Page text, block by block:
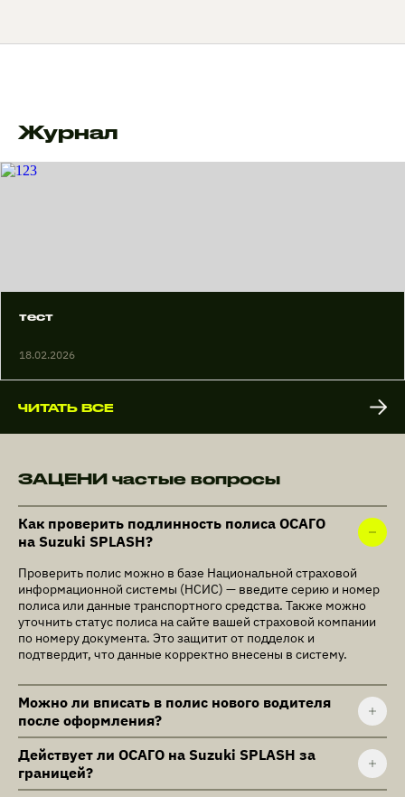
Журнал
тест
18.02.2026
ЧИТАТЬ ВСЕ
ЗАЦЕНИ частые вопросы
Как проверить подлинность полиса ОСАГО
на Suzuki SPLASH?
Проверить полис можно в базе Национальной страховой
информационной системы (НСИС) — введите серию и номер
полиса или данные транспортного средства. Также можно
уточнить статус полиса на сайте вашей страховой компании
по номеру документа. Это защитит от подделок и
подтвердит, что данные корректно внесены в систему.
Можно ли вписать в полис нового водителя
после оформления?
Действует ли ОСАГО на Suzuki SPLASH за
границей?